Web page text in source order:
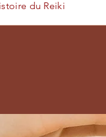
du Reiki